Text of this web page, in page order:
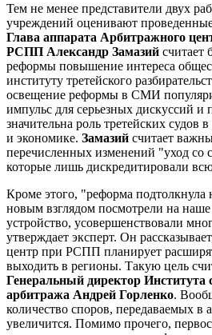
Тем не менее представители двух
учреждений оценивают
Глава аппарата Арбитражного
РСПП Александр Замазий считает
реформы повышение интереса
институту третейского
освещение реформы в СМИ
импульс для серьезных дискуссий и
значительна роль третейских судов
и экономике. Замазий считает
перечисленных изменений "уход со
которые лишь дискредитировали
Кроме этого, "реформа подтолкнула
новым взглядом посмотрели на наше
устройство, усовершенствовали
утверждает эксперт. Он
центр при РСПП планирует
выходить в регионы. Такую цель
Генеральный директор Института
арбитража Андрей Горленко.
количество споров, передаваемых в
увеличится. Помимо прочего,